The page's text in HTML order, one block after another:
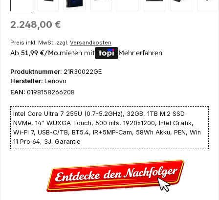
Regulärer Preis:
2.248,00 €
Preis inkl. MwSt. zzgl. Versandkosten
Ab 51,99 €/Mo.mieten mit Mehr erfahren
Produktnummer: 21R30022GE
Hersteller: Lenovo
EAN: 0198158266208
Intel Core Ultra 7 255U (0.7-5.2GHz), 32GB, 1TB M.2 SSD
NVMe, 14" WUXGA Touch, 500 nits, 1920x1200, Intel Grafik,
Wi-Fi 7, USB-C/TB, BT5.4, IR+5MP-Cam, 58Wh Akku, PEN, Win
11 Pro 64, 3J. Garantie